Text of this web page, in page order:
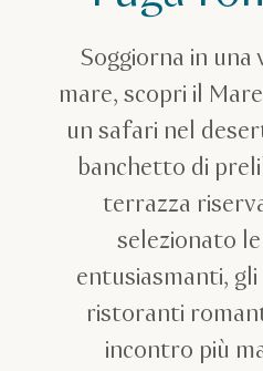
Soggiorna in
mare, scopri il
un safari nel
banchetto di
terrazza
selezionato
entusiasmanti,
ristoranti
incontro più